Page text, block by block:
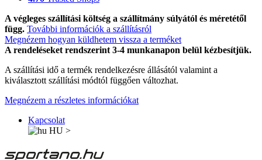
A végleges szállítási költség a szállítmány súlyától és méretétől
függ. További információk a szállításról
Megnézem hogyan küldhetem vissza a terméket
A rendeléseket rendszerint 3-4 munkanapon belül kézbesítjük.
A szállítási idő a termék rendelkezésre állásától valamint a
kiválasztott szállítási módtól függően változhat.
Megnézem a részletes információkat
Kapcsolat
HU >